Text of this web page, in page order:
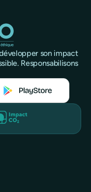
son impact
Responsabilisons